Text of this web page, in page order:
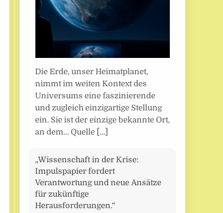
Die Erde, unser Heimatplanet,
nimmt im weiten Kontext des
Universums eine faszinierende
und zugleich einzigartige Stellung
ein. Sie ist der einzige bekannte Ort,
an dem... Quelle [...]
„Wissenschaft in der Krise:
Impulspapier fordert
Verantwortung und neue Ansätze
für zukünftige
Herausforderungen.“